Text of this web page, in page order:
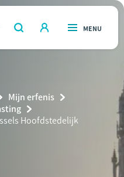
OPEN
ZOEKEN
OPEN
MENU
Mijn erfenis
Hoofdstedelijk